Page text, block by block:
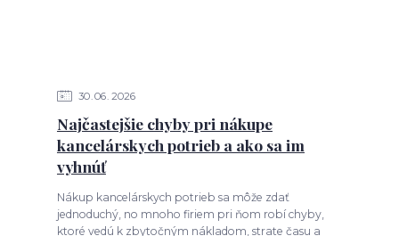
30 06 2026
Najčastejšie chyby pri nákupe
kancelárskych potrieb a ako sa im
vyhnúť
Nákup kancelárskych potrieb sa môže zdať
jednoduchý, no mnoho firiem pri ňom robí chyby,
ktoré vedú k zbytočným nákladom, strate času a